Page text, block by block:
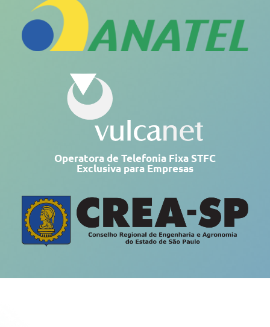
Operatora de Telefonia Fixa STFC
Exclusiva para Empresas